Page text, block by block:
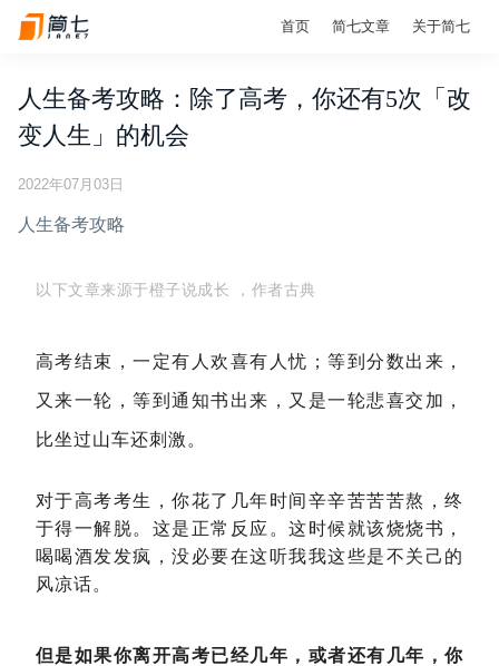
首页 简七文章 关于简七
人生备考攻略：除了高考，你还有5次「改
变人生」的机会
2022年07月03日
人生备考攻略
以下文章来源于橙子说成长 ，作者古典
高考结束，一定有人欢喜有人忧；等到分数出来，
又来一轮，等到通知书出来，又是一轮悲喜交加，
比坐过山车还刺激。
对于高考考生，你花了几年时间辛辛苦苦苦熬，终
于得一解脱。这是正常反应。这时候就该烧烧书，
喝喝酒发发疯，没必要在这听我我这些是不关己的
风凉话。
但是如果你离开高考已经几年，或者还有几年，你